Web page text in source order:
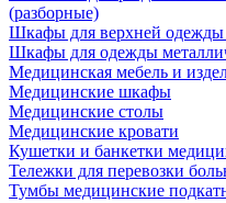
(разборные)
Шкафы для верхней
Шкафы для одежды
Медицинская мебель и
Медицинские шкафы
Медицинские столы
Медицинские кровати
Кушетки и банкетки
Тележки для перевозки
Тумбы медицинские